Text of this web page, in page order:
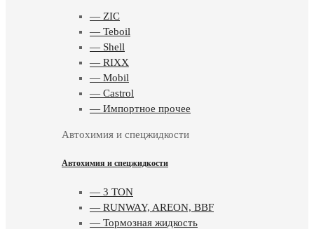
— ZIC
— Teboil
— Shell
— RIXX
— Mobil
— Castrol
— Импортное прочее
Автохимия и спецжидкости
Автохимия и спецжидкости
— 3 TON
— RUNWAY, AREON, BBF
— Тормозная жидкость